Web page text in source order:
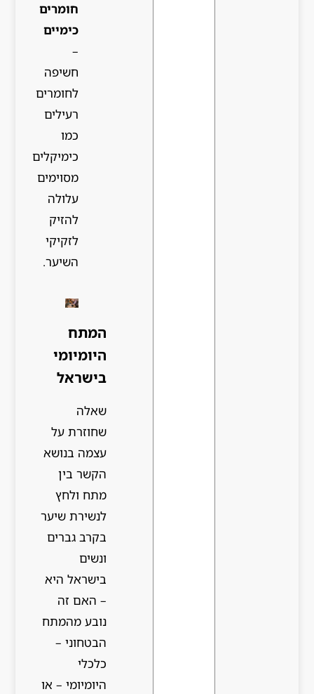
חומרים
כימיים
–
חשיפה
לחומרים
רעילים
כמו
כימיקלים
מסוימים
עלולה
להזיק
לזקיקי
השיער.
המתח
היומיומי
בישראל
שאלה
שחוזרת על
עצמה בנושא
הקשר בין
מתח ולחץ
לנשירת שיער
בקרב גברים
ונשים
בישראל היא
– האם זה
נובע מהמתח
הבטחוני –
כלכלי
היומיומי – או